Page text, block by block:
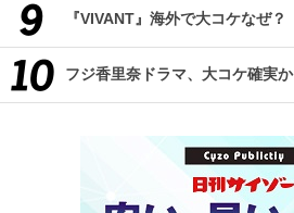
『VIVANT』海外で大コケなぜ？
フジ香里奈ドラマ、大コケ確実か